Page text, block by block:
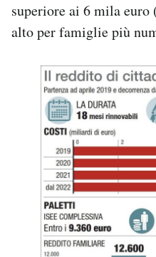
superiore ai 6 mila
alto per famiglie più